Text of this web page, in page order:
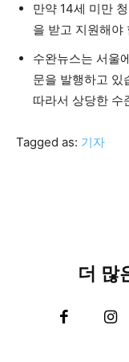
만약 14세 미만
을 받고 지원해야
수완뉴스는 서울
문을 발행하고 있
따라서 상당한 수
Tagged as: 기자
더 많